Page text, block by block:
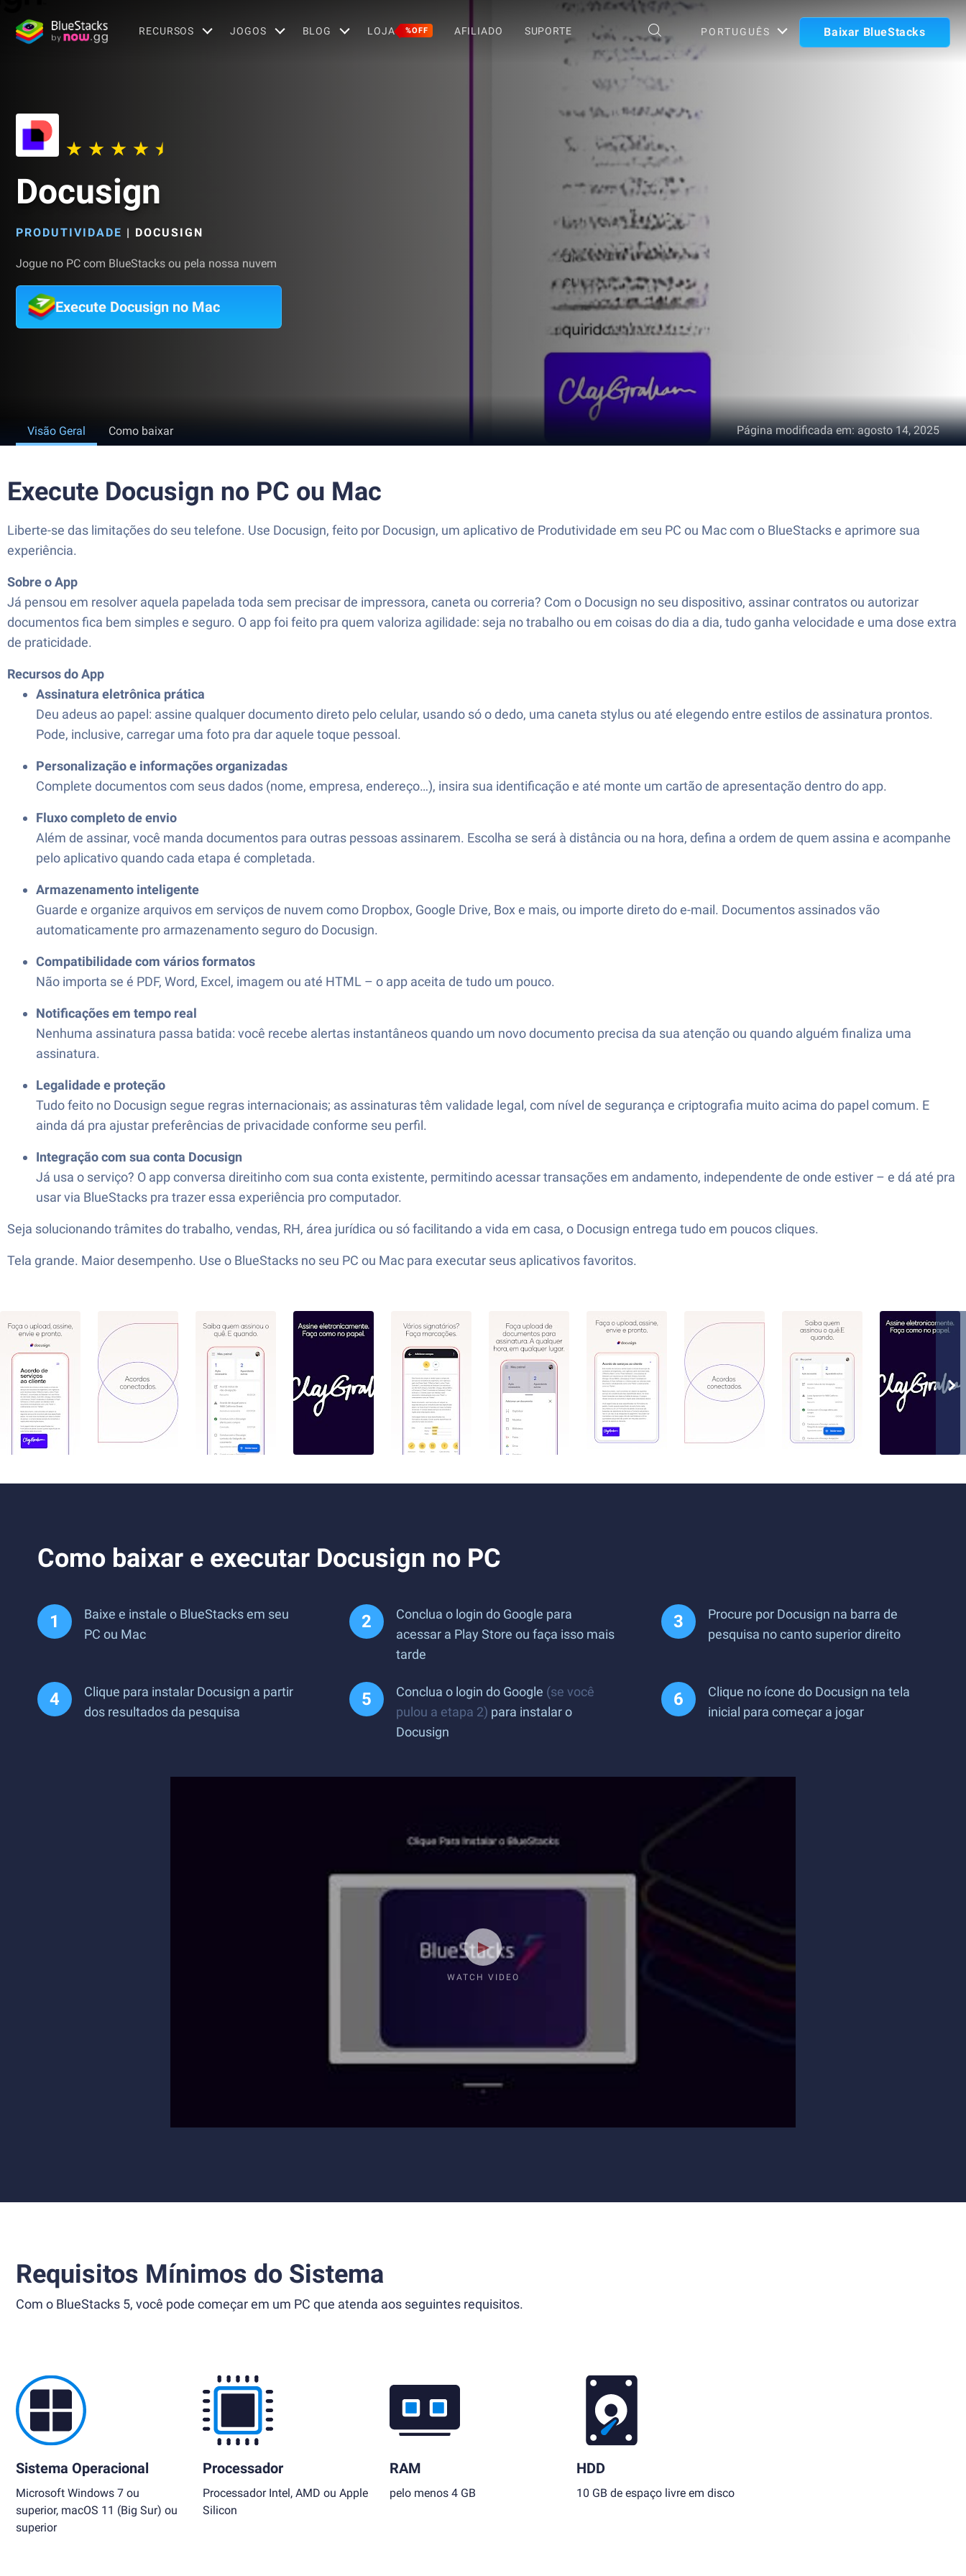
RECURSOS JOGOS BLOG LOJA %OFF AFILIADO SUPORTE PORTUGUÊS Baixar BlueStacks
Docusign
PRODUTIVIDADE | DOCUSIGN
Jogue no PC com BlueStacks ou pela nossa nuvem
Execute Docusign no Mac
Visão Geral Como baixar Página modificada em:agosto 14, 2025
Execute Docusign no PC ou Mac
Liberte-se das limitações do seu telefone. Use Docusign, feito por Docusign, um aplicativo de Produtividade em seu PC ou Mac com o BlueStacks e aprimore sua
experiência.
Sobre o App
Já pensou em resolver aquela papelada toda sem precisar de impressora, caneta ou correria? Com o Docusign no seu dispositivo, assinar contratos ou autorizar
documentos fica bem simples e seguro. O app foi feito pra quem valoriza agilidade: seja no trabalho ou em coisas do dia a dia, tudo ganha velocidade e uma dose extra
de praticidade.
Recursos do App
Assinatura eletrônica prática
Deu adeus ao papel: assine qualquer documento direto pelo celular, usando só o dedo, uma caneta stylus ou até elegendo entre estilos de assinatura prontos.
Pode, inclusive, carregar uma foto pra dar aquele toque pessoal.
Personalização e informações organizadas
Complete documentos com seus dados (nome, empresa, endereço…), insira sua identificação e até monte um cartão de apresentação dentro do app.
Fluxo completo de envio
Além de assinar, você manda documentos para outras pessoas assinarem. Escolha se será à distância ou na hora, defina a ordem de quem assina e acompanhe
pelo aplicativo quando cada etapa é completada.
Armazenamento inteligente
Guarde e organize arquivos em serviços de nuvem como Dropbox, Google Drive, Box e mais, ou importe direto do e-mail. Documentos assinados vão
automaticamente pro armazenamento seguro do Docusign.
Compatibilidade com vários formatos
Não importa se é PDF, Word, Excel, imagem ou até HTML – o app aceita de tudo um pouco.
Notificações em tempo real
Nenhuma assinatura passa batida: você recebe alertas instantâneos quando um novo documento precisa da sua atenção ou quando alguém finaliza uma
assinatura.
Legalidade e proteção
Tudo feito no Docusign segue regras internacionais; as assinaturas têm validade legal, com nível de segurança e criptografia muito acima do papel comum. E
ainda dá pra ajustar preferências de privacidade conforme seu perfil.
Integração com sua conta Docusign
Já usa o serviço? O app conversa direitinho com sua conta existente, permitindo acessar transações em andamento, independente de onde estiver – e dá até pra
usar via BlueStacks pra trazer essa experiência pro computador.
Seja solucionando trâmites do trabalho, vendas, RH, área jurídica ou só facilitando a vida em casa, o Docusign entrega tudo em poucos cliques.
Tela grande. Maior desempenho. Use o BlueStacks no seu PC ou Mac para executar seus aplicativos favoritos.
Como baixar e executar Docusign no PC
Baixe e instale o BlueStacks em seu
PC ou Mac
Conclua o login do Google para
acessar a Play Store ou faça isso mais
tarde
Procure por Docusign na barra de
pesquisa no canto superior direito
Clique para instalar Docusign a partir
dos resultados da pesquisa
Conclua o login do Google (se você
pulou a etapa 2) para instalar o
Docusign
Clique no ícone do Docusign na tela
inicial para começar a jogar
WATCH VIDEO
Requisitos Mínimos do Sistema
Com o BlueStacks 5, você pode começar em um PC que atenda aos seguintes requisitos.
Sistema Operacional
Microsoft Windows 7 ou
superior, macOS 11 (Big Sur) ou
superior
Processador
Processador Intel, AMD ou Apple
Silicon
RAM
pelo menos 4 GB
HDD
10 GB de espaço livre em disco